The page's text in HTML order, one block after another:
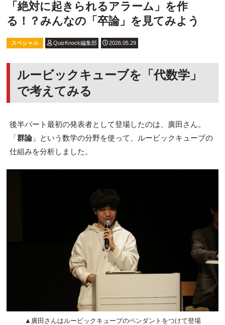
「絶対に起きられるアラーム」を作
る！？みんなの「卒論」を見てみよう
スペシャル QuizKnock編集部 2026.05.29
ルービックキューブを「代数学」
で考えてみる
後半パート最初の発表者として登場したのは、 廣田 さん。
「群論」という数学の分野を使って、ルービックキューブの
仕組みを分析しました。
▲ 廣田 さんはルービックキューブのペンダントをつけて登場